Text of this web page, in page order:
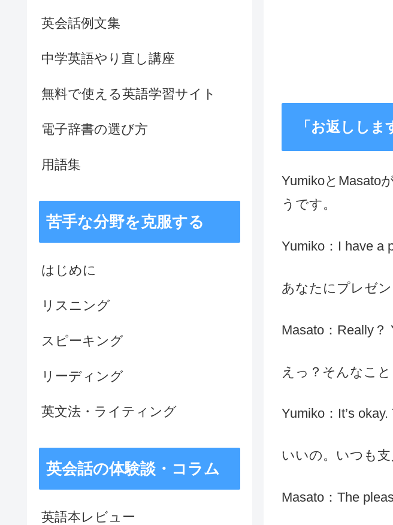
「お返ししま
YumikoとMasato
うです。
Yumiko：I have a
あなたにプレゼン
Masato：Really？
えっ？そんなこ
Yumiko：It’s
いいの。いつも
Masato：The
英会話例文集
中学英語やり直し講座
無料で使える英語学習サイト
電子辞書の選び方
用語集
苦手な分野を克服する
はじめに
リスニング
スピーキング
リーディング
英文法・ライティング
英会話の体験談・コラム
英語本レビュー